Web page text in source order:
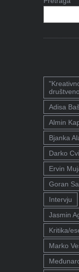
Adisa
Almin
Bjanka
Darko
Ervin
Goran
Intervju
Jasmin
Kritika/
Marko